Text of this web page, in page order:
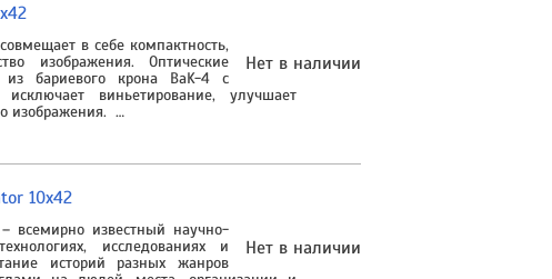
Нет в наличии
в себе компактность,
изображения. Оптические
из бариевого крона BaK-4 с
виньетирование, улучшает
изображения. …
Нет в наличии
10x42
всемирно известный научно-
исследованиях и
историй разных жанров